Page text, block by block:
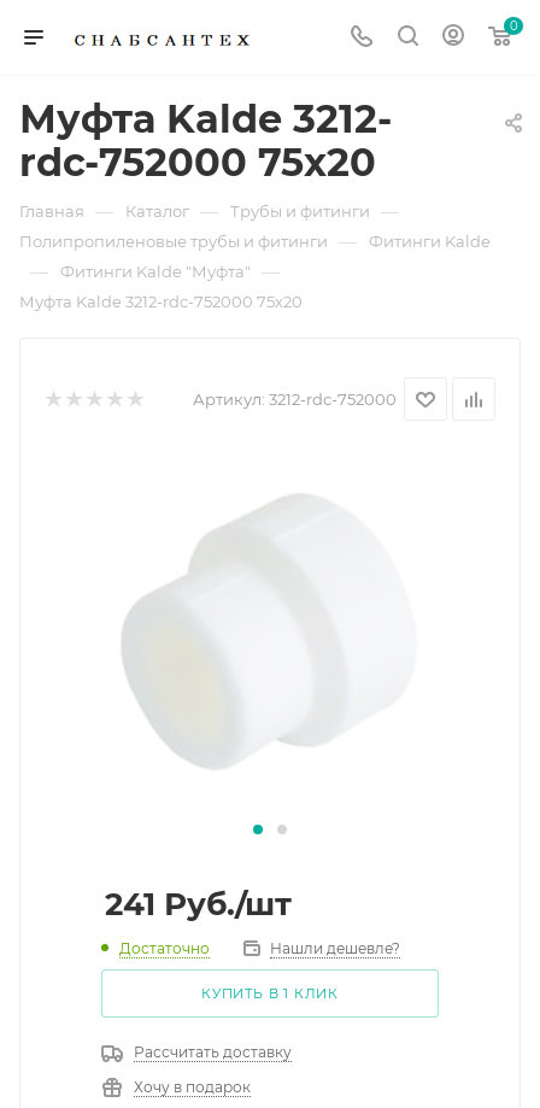
0
Муфта Kalde 3212-
rdc-752000 75x20
Главная — Каталог — Трубы и фитинги —
Полипропиленовые трубы и фитинги — Фитинги Kalde
— Фитинги Kalde "Муфта" —
Муфта Kalde 3212-rdc-752000 75x20
Артикул: 3212-rdc-752000
241 Руб./шт
Достаточно Нашли дешевле?
КУПИТЬ В 1 КЛИК
Рассчитать доставку
Хочу в подарок